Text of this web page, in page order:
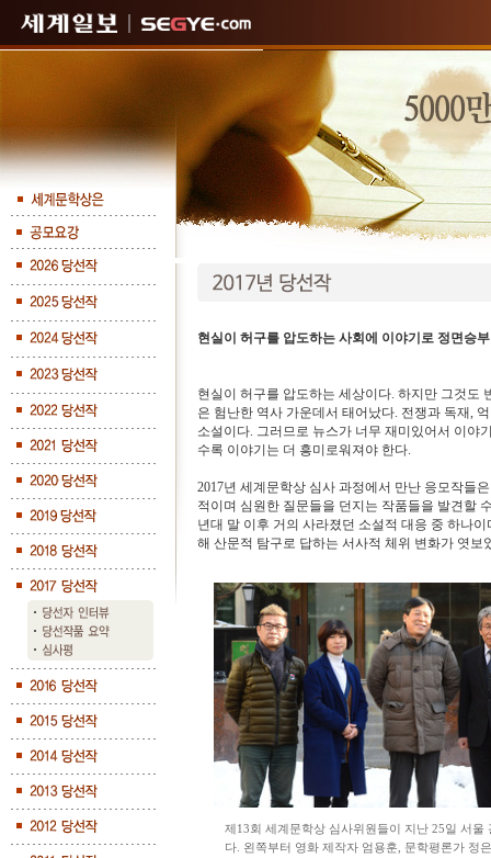
현실이 허구를 압도하는 사회에 이야기로 정면승부
현실이 허구를 압도하는 세상이다. 하지만 그것도
은 험난한 역사 가운데서 태어났다. 전쟁과 독재,
소설이다. 그러므로 뉴스가 너무 재미있어서 이야
수록 이야기는 더 흥미로워져야 한다.
2017년 세계문학상 심사 과정에서 만난 응모작들
적이며 심원한 질문들을 던지는 작품들을 발견할
년대 말 이후 거의 사라졌던 소설적 대응 중 하나
해 산문적 탐구로 답하는 서사적 체위 변화가 엿보
제13회 세계문학상 심사위원들이 지난 25일 서
다. 왼쪽부터 영화 제작자 엄용훈, 문학평론가 정